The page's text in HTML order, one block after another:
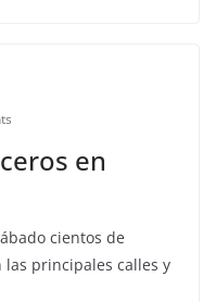
en
cientos de
principales calles y